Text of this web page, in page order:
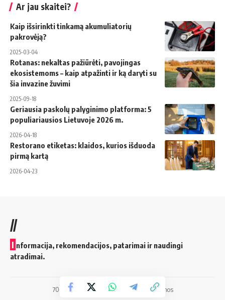
Ar jau skaitei?
Kaip išsirinkti tinkamą akumuliatorių
pakrovėją?
2025-03-04
Rotanas: nekaltas pažiūrėti, pavojingas
ekosistemoms – kaip atpažinti ir ką daryti su
šia invazine žuvimi
2025-09-18
Geriausia paskolų palyginimo platforma: 5
populiariausios Lietuvoje 2026 m.
2026-04-18
Restorano etiketas: klaidos, kurios išduoda
pirmą kartą
2026-04-23
//
I nformacija, rekomendacijos, patarimai ir naudingi
atradimai.
700vilnius.lt © 2025 Visos teisės saugomos